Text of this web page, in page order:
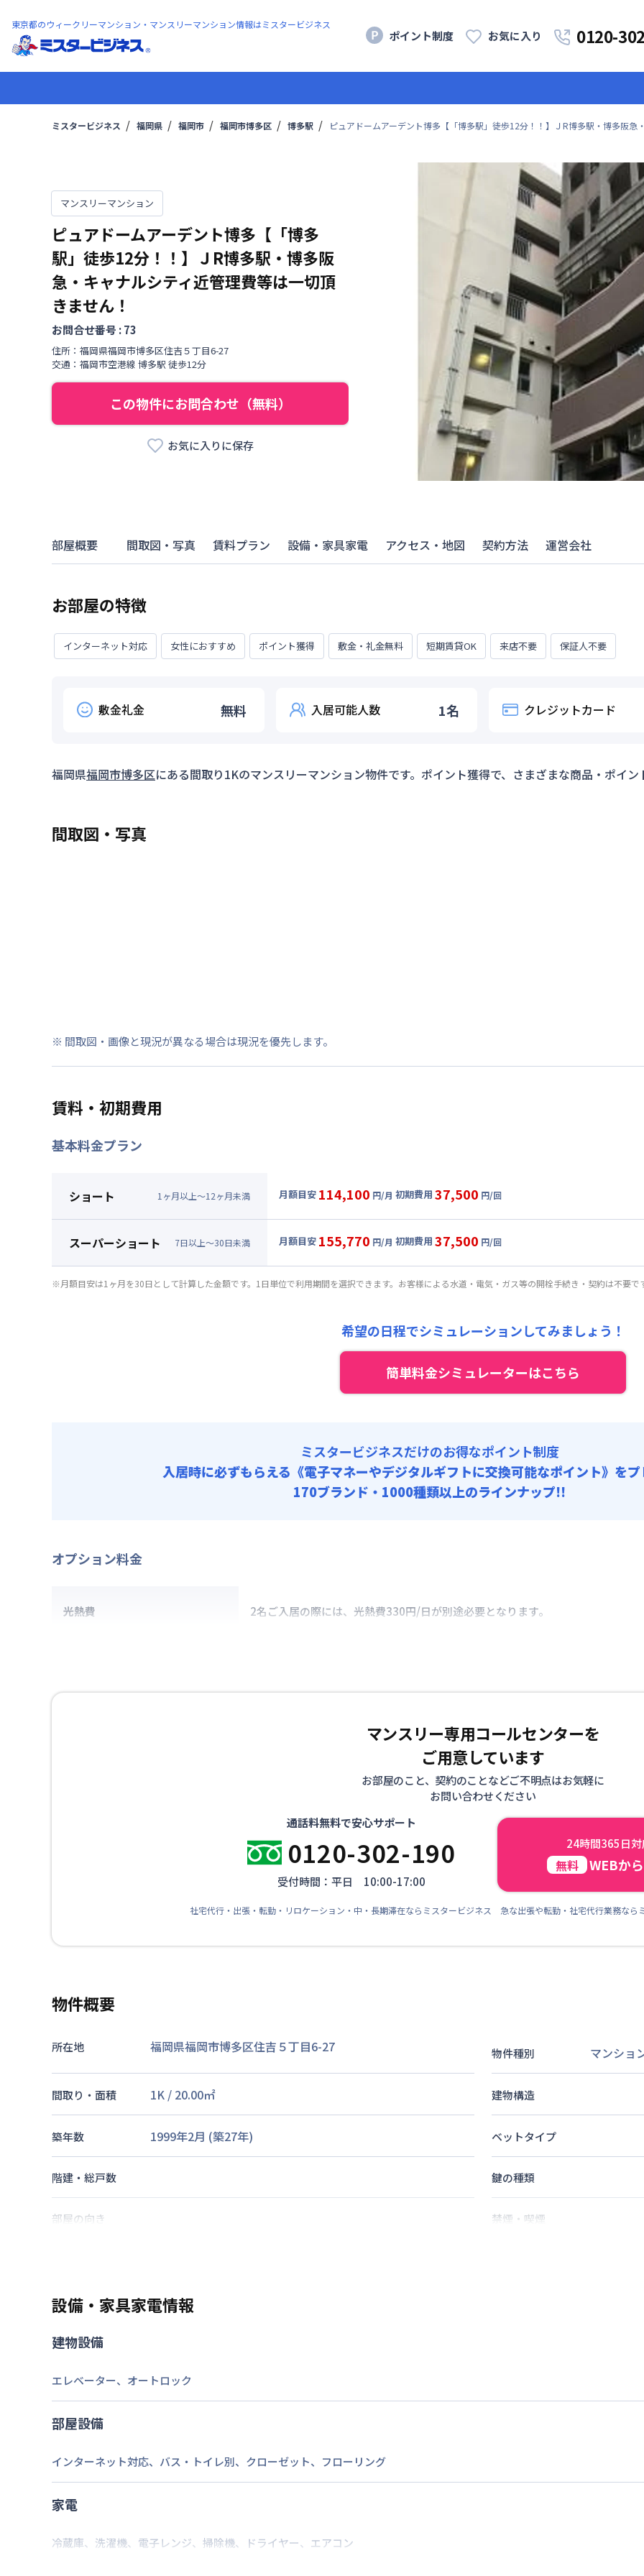
東京都のウィークリーマンション・マンスリーマンション情報はミスタービジネス
ポイント制度 お気に入り 0120-
ミスタービジネス 福岡県 福岡市 福岡市博多区 博多駅 ピュアドームアーデント博多【「博多駅」徒歩12分！！】ＪR博多駅・博多阪
マンスリーマンション
ピュアドームアーデント博多【「博多
駅」徒歩12分！！】ＪR博多駅・博多阪
急・キャナルシティ近管理費等は一切頂
きません！
お問合せ番号 :73
住所： 福岡県福岡市博多区住吉５丁目6-27
交通： 福岡市空港線 博多駅 徒歩12分
この物件にお問合わせ（無料）
お気に入りに保存
部屋概要 間取図・写真 賃料プラン 設備・家具家電 アクセス・地図 契約方法 運営会社
お部屋の特徴
インターネット対応 女性におすすめ ポイント獲得 敷金・礼金無料 短期賃貸OK 来店不要 保証人不要
敷金礼金 無料 入居可能人数 1名 クレジットカード
福岡県福岡市博多区にある間取り1Kのマンスリーマンション物件です。ポイント獲得で、さまざまな商品・ポイ
間取図・写真
※ 間取図・画像と現況が異なる場合は現況を優先します。
賃料・初期費用
基本料金プラン
ショート 1 ヶ月以上～12ヶ月未満 月額目安 114,100 円/月 初期費用 37,500 円/回
86,700円/月 (2,890円/日)
光熱費他 : 24,000円/月 (800円/日) (税抜)
清掃料他 : 10,000円/回 (税抜)
火災保険料: 1,000円/月
事務手数料 : 10,000円/回 (税抜)
スーパーショート 7日以上～30日未満 月額目安 155,770 円/月 初期費用 37,500 円/回
月額賃料目安(30日利用)
10,000円/回 (税抜)
1,000円/月
寝具セット : 5,000円/回 (税抜)
※月額目安は1ヶ月を30日として計算した金額です。1日単位で利用期間を選択できます。お客様による水道・電気・ガス等の開栓手続き・契約は不要で
希望の日程でシミュレーションしてみましょう！
簡単料金シミュレーターはこちら
ミスタービジネスだけのお得なポイント制度
入居時に必ずもらえる 《電子マネーやデジタルギフトに交換可能なポイント》を
170ブランド・1000種類以上のラインナップ!!
オプション料金
光熱費 2名ご入居の際には、光熱費330円/日が別途必要となります。
マンスリー専用コールセンターを
ご用意しています
お部屋のこと、契約のことなどご不明点はお気軽に
お問い合わせください
通話料無料で安心サポート
0120-302-190
受付時間：平日 10:00-17:00
24時間365日
無料 WEBか
社宅代行・出張・転勤・リロケーション・中・長期滞在ならミスタービジネス 急な出張や転勤・社宅代行業務なら
物件概要
所在地 福岡県福岡市博多区住吉５丁目6-27 物件種別 マンショ
間取り・面積 1K / 20.00㎡ 建物構造
築年数 1999年2月 (築27年) ベットタイプ
階建・総戸数 鍵の種類
部屋の向き 禁煙・喫煙
駐車場 なし
情報更新日
設備・家具家電情報
建物設備
エレベーター、 オートロック
部屋設備
インターネット対応、 バス・トイレ別、 クローゼット、 フローリング
家電
冷蔵庫、 洗濯機、 電子レンジ、 掃除機、 ドライヤー、 エアコン